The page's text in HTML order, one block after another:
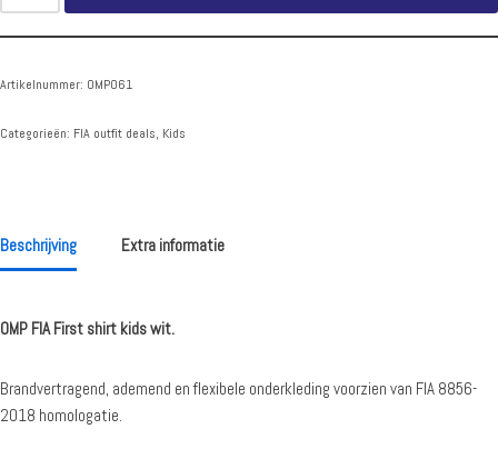
Artikelnummer: OMP061
Categorieën: FIA outfit deals, Kids
Beschrijving Extra informatie
OMP FIA First shirt kids wit.
Brandvertragend, ademend en flexibele onderkleding voorzien van FIA 8856-
2018 homologatie.